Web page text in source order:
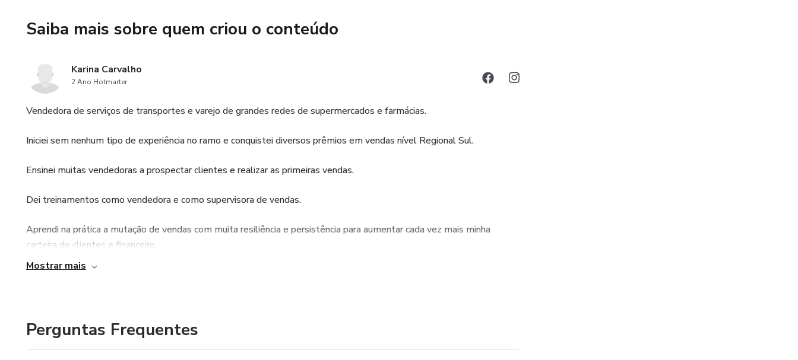
Saiba mais sobre quem criou o conteúdo
Karina Carvalho
2 Ano Hotmarter
Vendedora de serviços de transportes e varejo de grandes redes de supermercados e farmácias.
Iniciei sem nenhum tipo de experiência no ramo e conquistei diversos prêmios em vendas nível Regional Sul.
Ensinei muitas vendedoras a prospectar clientes e realizar as primeiras vendas.
Dei treinamentos como vendedora e como supervisora de vendas.
Aprendi na prática a mutação de vendas com muita resiliência e persistência para aumentar cada vez mais minha
carteira de clientes e financeiro.
Mostrar mais
Perguntas Frequentes